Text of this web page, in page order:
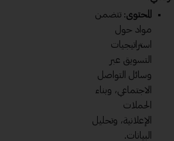
المحتوى: تتضمن
مواد حول
استراتيجيات
التسويق عبر
وسائل التواصل
الاجتماعي، وبناء
الحملات
الإعلانية، وتحليل
البيانات.